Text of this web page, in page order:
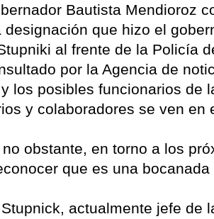
Bautista Mendioroz
designación que hizo el
al frente de la Policía
por la Agencia de
los posibles funcionarios de
y colaboradores se ven en
obstante, en torno a los
que es una
Stupnick, actualmente jefe de